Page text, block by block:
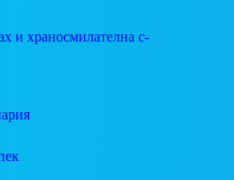
и храносмилателна с-